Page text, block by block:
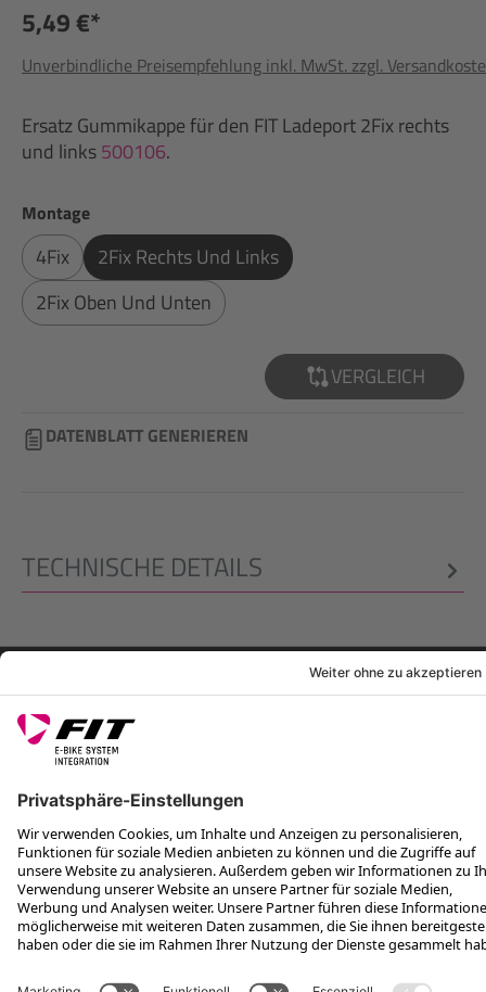
5,49 €*
Unverbindliche Preisempfehlung inkl. MwSt. zzgl.
Ersatz Gummikappe für den FIT Ladeport 2Fix rechts
und links500106.
Montageauswählen
4Fix
2Fix Rechts Und Links
2Fix Oben Und Unten
VERGLEICH
DATENBLATT GENERIEREN
TECHNISCHE DETAILS
SERVICES
FOLGE UNS AUF